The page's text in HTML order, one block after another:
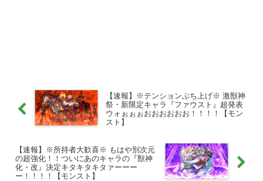
【速報】※テンションぶち上げ※ 激獣神
祭・新限定キャラ『ファウスト』超発表
ウォぉぉぉおおおおおお！！！！【モン
スト】
【速報】※所持者大歓喜※ もはや別次元
の超強化！！ついにあのキャラの『獣神
化・改』決定キタキタキタァーーー
ー！！！！【モンスト】